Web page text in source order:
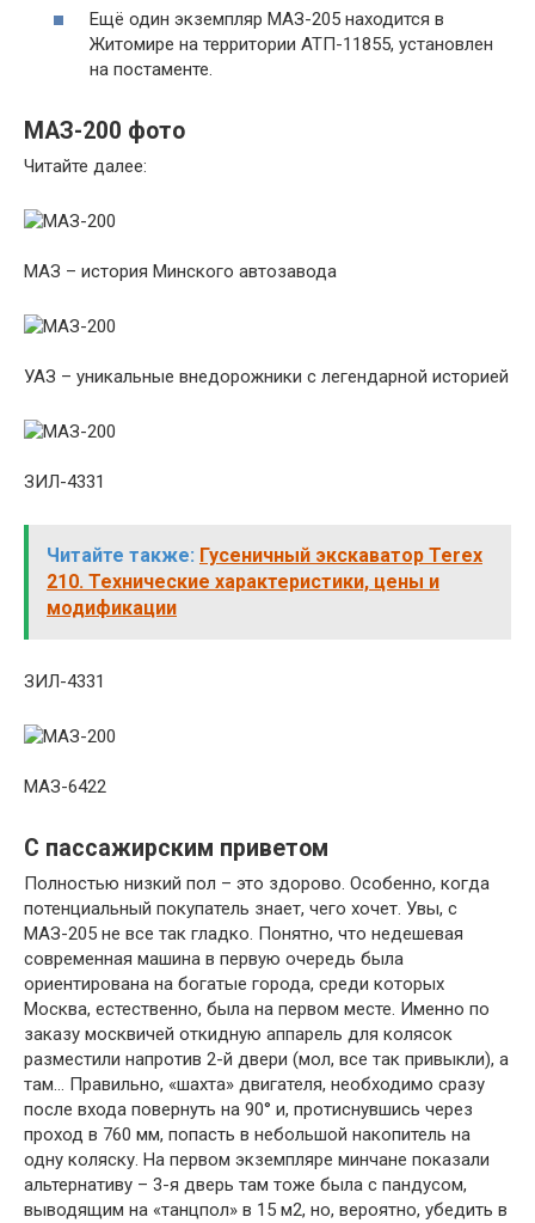
Ещё один экземпляр МАЗ-205 находится в
Житомире на территории АТП-11855, установлен
на постаменте.
МАЗ-200 фото
Читайте далее:
МАЗ – история Минского автозавода
УАЗ – уникальные внедорожники с легендарной историей
ЗИЛ-4331
Читайте также: Гусеничный экскаватор Terex
210. Технические характеристики, цены и
модификации
ЗИЛ-4331
МАЗ-6422
С пассажирским приветом
Полностью низкий пол – это здорово. Особенно, когда
потенциальный покупатель знает, чего хочет. Увы, с
МАЗ-205 не все так гладко. Понятно, что недешевая
современная машина в первую очередь была
ориентирована на богатые города, среди которых
Москва, естественно, была на первом месте. Именно по
заказу москвичей откидную аппарель для колясок
разместили напротив 2-й двери (мол, все так привыкли), а
там… Правильно, «шахта» двигателя, необходимо сразу
после входа повернуть на 90° и, протиснувшись через
проход в 760 мм, попасть в небольшой накопитель на
одну коляску. На первом экземпляре минчане показали
альтернативу – 3-я дверь там тоже была с пандусом,
выводящим на «танцпол» в 15 м2, но, вероятно, убедить в